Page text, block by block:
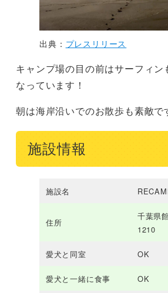
出典： プレスリリース
キャンプ場の目の前はサーフィン
なっています！
朝は海岸沿いでのお散歩も素敵で
施設情報
施設名
住所
千葉県
1210
愛犬と同室 OK
愛犬と一緒に食事 OK